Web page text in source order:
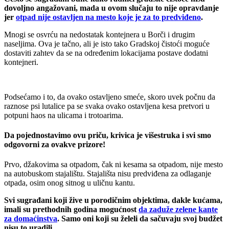
dovoljno angažovani, mada u ovom slučaju to nije opravdanje
jer otpad nije ostavljen na mesto koje je za to predviđeno.
Mnogi se osvrću na nedostatak kontejnera u Borči i drugim
naseljima. Ova je tačno, ali je isto tako Gradskoj čistoći moguće
dostaviti zahtev da se na određenim lokacijama postave dodatni
kontejneri.
Podsećamo i to, da ovako ostavljeno smeće, skoro uvek počnu da
raznose psi lutalice pa se svaka ovako ostavljena kesa pretvori u
potpuni haos na ulicama i trotoarima.
Da pojednostavimo ovu priču, krivica je višestruka i svi smo
odgovorni za ovakve prizore!
Prvo, džakovima sa otpadom, čak ni kesama sa otpadom, nije mesto
na autobuskom stajalištu. Stajališta nisu predviđena za odlaganje
otpada, osim onog sitnog u uličnu kantu.
Svi sugrađani koji žive u porodičnim objektima, dakle kućama,
imali su prethodnih godina mogućnost da zaduže zelene kante
za domaćinstva. Samo oni koji su želeli da sačuvaju svoj budžet